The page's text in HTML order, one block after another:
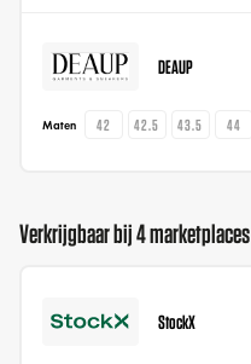
DEAUP
Maten 42 42.5 43.5 44
Verkrijgbaar bij 4 marketplaces
StockX